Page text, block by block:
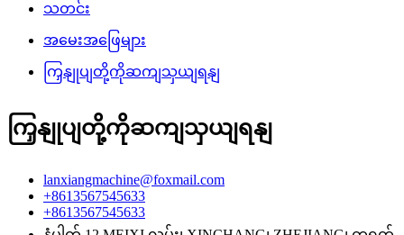
သတင်း
အမေးအဖြေများ
ကြှနျုပျတို့ကိုဆကျသှယျရနျ
ကြှနျုပျတို့ကိုဆကျသှယျရနျ
lanxiangmachine@foxmail.com
+8613567545633
+8613567545633